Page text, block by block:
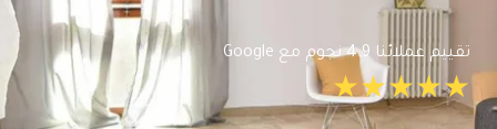
تقييم عملائنا 4.9 نجوم مع Google
★★★★★